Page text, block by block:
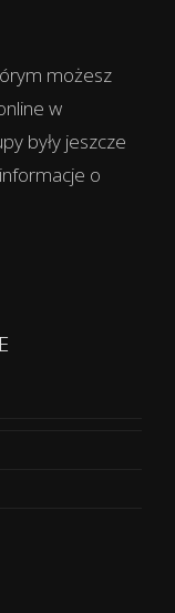
możesz
w
były jeszcze
o